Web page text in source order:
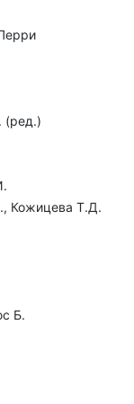
(ред.)
Кожицева Т.Д.
Б.